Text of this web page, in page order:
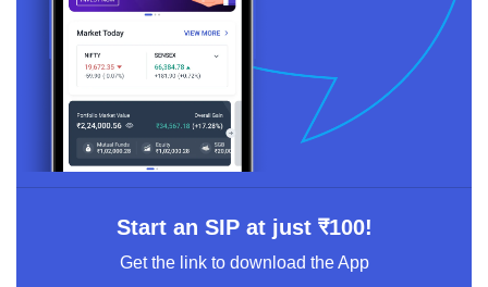
Start an SIP at just ₹100!
Get the link to download the App